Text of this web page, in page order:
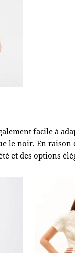
facile à
le noir. En raison
et des options